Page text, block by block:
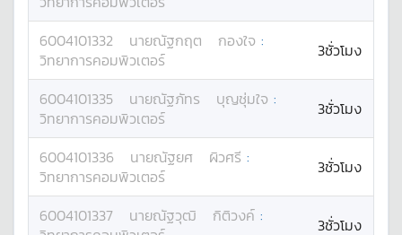
6004101332 นายณัฐกฤต กองใจ :
วิทยาการคอมพิวเตอร์
3ชั่วโมง
6004101335 นายณัฐภัทร บุญชุ่มใจ :
วิทยาการคอมพิวเตอร์
3ชั่วโมง
6004101336 นายณัฐยศ ผิวศรี :
วิทยาการคอมพิวเตอร์
3ชั่วโมง
6004101337 นายณัฐวุฒิ กิติวงค์ :
3ชั่วโมง